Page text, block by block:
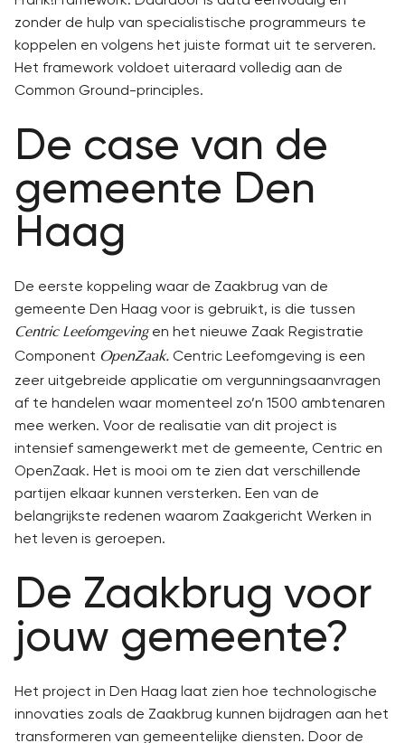
zonder de hulp van specialistische programmeurs te
koppelen en volgens het juiste format uit te serveren.
Het framework voldoet uiteraard volledig aan de
Common Ground-principles.
De case van de
gemeente Den
Haag
De eerste koppeling waar de Zaakbrug van de
gemeente Den Haag voor is gebruikt, is die tussen
Centric Leefomgevingen het nieuwe Zaak Registratie
Component OpenZaak. Centric Leefomgeving is een
zeer uitgebreide applicatie om vergunningsaanvragen
af te handelen waar momenteel zo’n 1500 ambtenaren
mee werken. Voor de realisatie van dit project is
intensief samengewerkt met de gemeente, Centric en
OpenZaak. Het is mooi om te zien dat verschillende
partijen elkaar kunnen versterken. Een van de
belangrijkste redenen waarom Zaakgericht Werken in
het leven is geroepen.
De Zaakbrug voor
jouw gemeente?
Het project in Den Haag laat zien hoe technologische
innovaties zoals de Zaakbrug kunnen bijdragen aan het
transformeren van gemeentelijke diensten. Door de